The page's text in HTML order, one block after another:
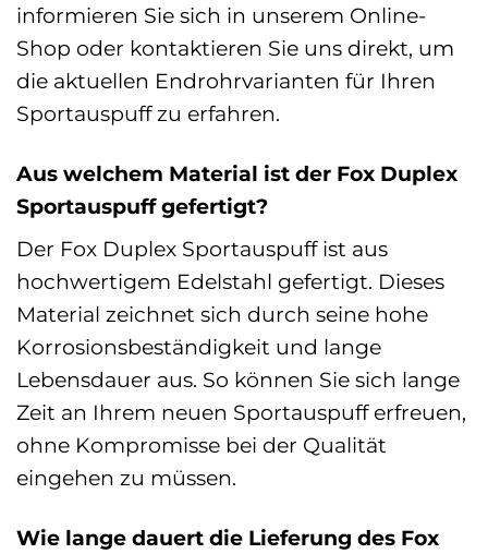
informieren Sie sich in unserem Online-
Shop oder kontaktieren Sie uns direkt, um
die aktuellen Endrohrvarianten für Ihren
Sportauspuff zu erfahren.
Aus welchem Material ist der Fox Duplex
Sportauspuff gefertigt?
Der Fox Duplex Sportauspuff ist aus
hochwertigem Edelstahl gefertigt. Dieses
Material zeichnet sich durch seine hohe
Korrosionsbeständigkeit und lange
Lebensdauer aus. So können Sie sich lange
Zeit an Ihrem neuen Sportauspuff erfreuen,
ohne Kompromisse bei der Qualität
eingehen zu müssen.
Wie lange dauert die Lieferung des Fox